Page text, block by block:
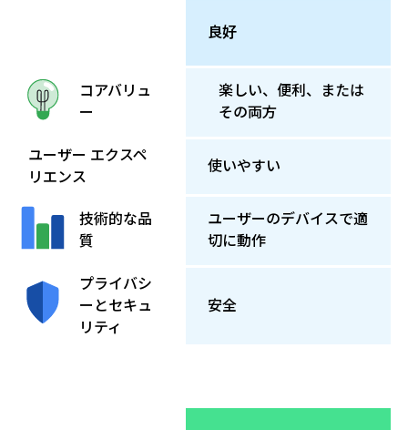
良好
コアバリュ
ー
楽しい、便利、または
その両方
ユーザー エクスペ
リエンス
使いやすい
技術的な品
質
ユーザーのデバイスで適
切に動作
プライバシ
ーとセキュ
リティ
安全